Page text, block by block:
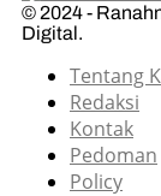
© 2024 -
Digital.
Tentang
Redaksi
Kontak
Pedoman
Policy